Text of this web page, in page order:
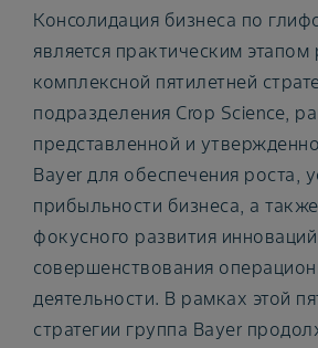
Консолидация бизнеса по
является практическим этапом
комплексной пятилетней
подразделения Crop Science,
представленной и
Bayer для обеспечения роста,
прибыльности бизнеса, а
фокусного развития
совершенствования
деятельности. В рамках этой
стратегии группа Bayer